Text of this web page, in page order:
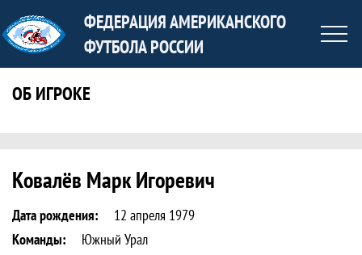
ФЕДЕРАЦИЯ АМЕРИКАНСКОГО
ФУТБОЛА РОССИИ
ОБ ИГРОКЕ
Ковалёв Марк Игоревич
Дата рождения:
12 апреля 1979
Команды:
Южный Урал